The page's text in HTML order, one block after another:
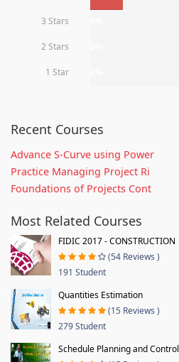
3 Stars
2 Stars
1 Star
Recent Courses
Advance S-Curve using Power
Practice Managing Project Ri
Foundations of Projects Cont
Most Related Courses
FIDIC 2017 - CONSTRUCTION
(54 Reviews )
191 Student
Quantities Estimation
(15 Reviews )
279 Student
Schedule Planning and Control